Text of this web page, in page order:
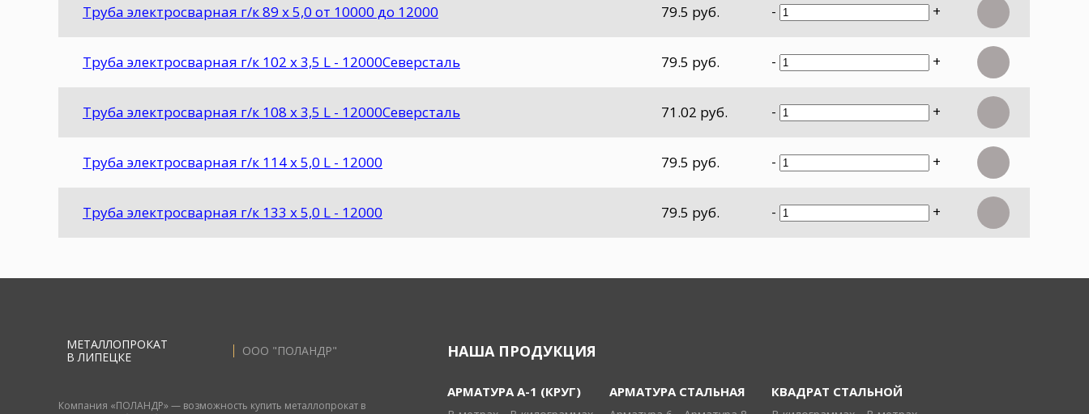
Труба электросварная г/к 89 х 5,0 от 10000 до 12000 79.5 руб. - +
Труба электросварная г/к 102 х 3,5 L - 12000Северсталь 79.5 руб. - +
Труба электросварная г/к 108 х 3,5 L - 12000Северсталь 71.02 руб. - +
Труба электросварная г/к 114 х 5,0 L - 12000 79.5 руб. - +
Труба электросварная г/к 133 х 5,0 L - 12000 79.5 руб. - +
МЕТАЛЛОПРОКАТ
В ЛИПЕЦКЕ
ООО "ПОЛАНДР"
Компания «ПОЛАНДР» — возможность купить металлопрокат в
НАША ПРОДУКЦИЯ
АРМАТУРА А-1 (КРУГ) АРМАТУРА СТАЛЬНАЯ КВАДРАТ СТАЛЬНОЙ